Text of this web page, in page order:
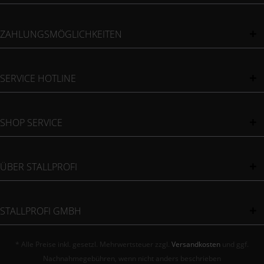
ZAHLUNGSMÖGLICHKEITEN
SERVICE HOTLINE
SHOP SERVICE
ÜBER STALLPROFI
STALLPROFI GMBH
* Alle Preise inkl. gesetzl. Mehrwertsteuer zzgl. Versandkosten und ggf.
Nachnahmegebühren, wenn nicht anders beschrieben